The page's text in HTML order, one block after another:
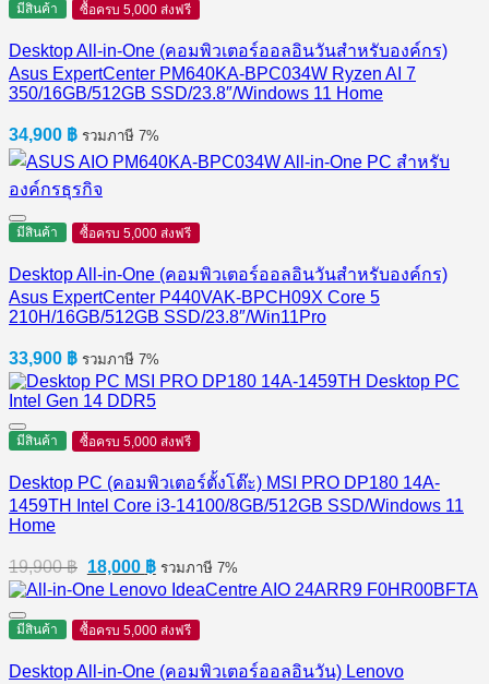
มีสินค้า ซื้อครบ 5,000 ส่งฟรี
Desktop All-in-One (คอมพิวเตอร์ออลอินวันสำหรับองค์กร)
Asus ExpertCenter PM640KA-BPC034W Ryzen AI 7
350/16GB/512GB SSD/23.8″/Windows 11 Home
34,900 ฿ รวมภาษี 7%
มีสินค้า ซื้อครบ 5,000 ส่งฟรี
Desktop All-in-One (คอมพิวเตอร์ออลอินวันสำหรับองค์กร)
Asus ExpertCenter P440VAK-BPCH09X Core 5
210H/16GB/512GB SSD/23.8″/Win11Pro
33,900 ฿ รวมภาษี 7%
มีสินค้า ซื้อครบ 5,000 ส่งฟรี
Desktop PC (คอมพิวเตอร์ตั้งโต๊ะ) MSI PRO DP180 14A-
1459TH Intel Core i3-14100/8GB/512GB SSD/Windows 11
Home
19,900฿ Original
price
was:
19,900 ฿.
18,000 ฿Current
price
is:
18,000 ฿.
รวมภาษี 7%
มีสินค้า ซื้อครบ 5,000 ส่งฟรี
Desktop All-in-One (คอมพิวเตอร์ออลอินวัน) Lenovo